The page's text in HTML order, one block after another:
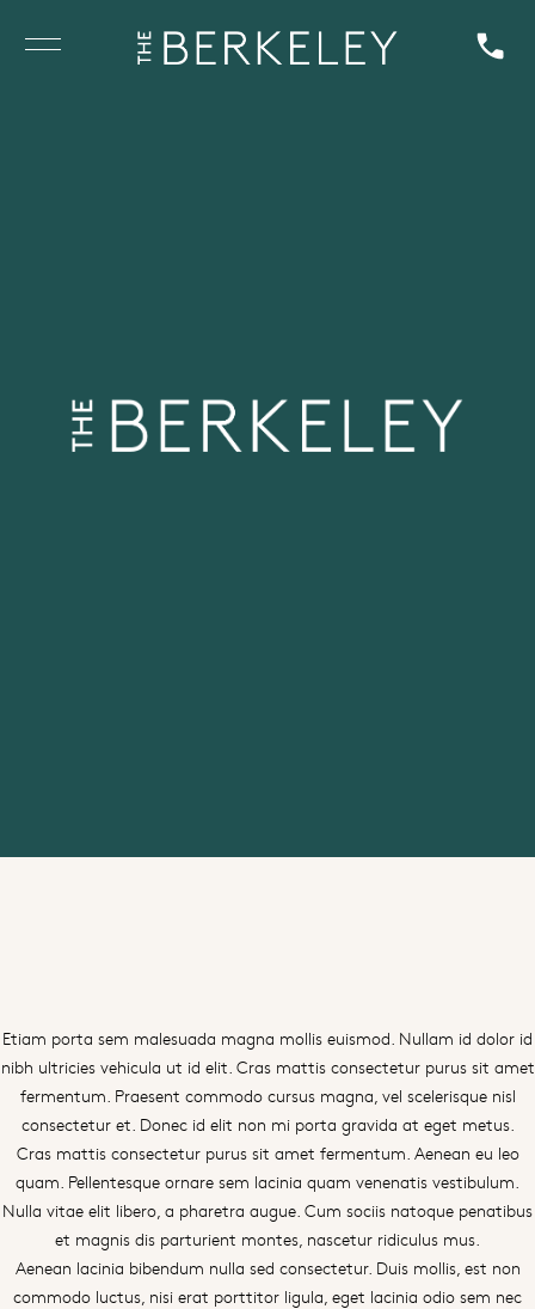
Etiam porta sem malesuada magna mollis euismod. Nullam id dolor id
nibh ultricies vehicula ut id elit. Cras mattis consectetur purus sit amet
fermentum. Praesent commodo cursus magna, vel scelerisque nisl
consectetur et. Donec id elit non mi porta gravida at eget metus.
Cras mattis consectetur purus sit amet fermentum. Aenean eu leo
quam. Pellentesque ornare sem lacinia quam venenatis vestibulum.
Nulla vitae elit libero, a pharetra augue. Cum sociis natoque penatibus
et magnis dis parturient montes, nascetur ridiculus mus.
Aenean lacinia bibendum nulla sed consectetur. Duis mollis, est non
commodo luctus, nisi erat porttitor ligula, eget lacinia odio sem nec